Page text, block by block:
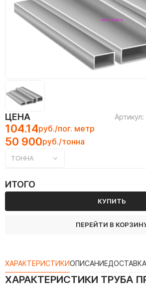
ЦЕНА Артикул:
104.14руб./пог. метр
50 900руб./тонна
ТОННА
ИТОГО
КУПИТЬ
ПЕРЕЙТИ В
ХАРАКТЕРИСТИКИОПИСАНИЕДОСТАВКА
ХАРАКТЕРИСТИКИ ТРУБА